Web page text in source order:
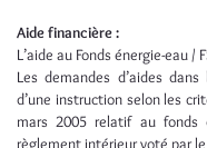
Aide financière :
L’aide au Fonds énergie-eau /
Les demandes d’aides
d’une instruction selon les
mars 2005 relatif au